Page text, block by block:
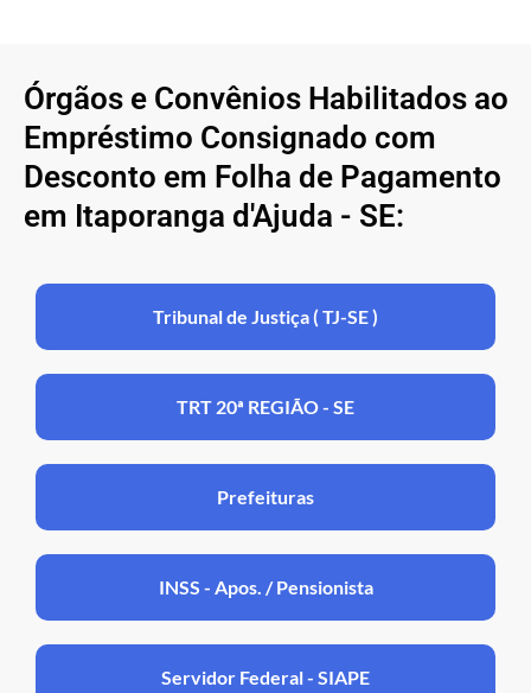
Órgãos e Convênios Habilitados ao
Empréstimo Consignado com
Desconto em Folha de Pagamento
em Itaporanga d'Ajuda - SE:
Tribunal de Justiça ( TJ-SE )
TRT 20ª REGIÃO - SE
Prefeituras
INSS - Apos. / Pensionista
Servidor Federal - SIAPE